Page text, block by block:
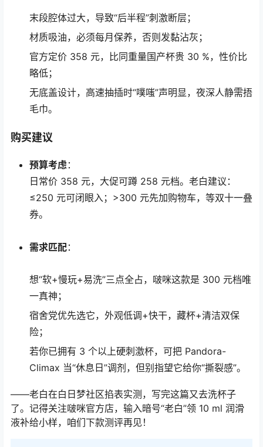
末段腔体过大，导致“后半程”刺激断层；
材质吸油，必须每月保养，否则发黏沾灰；
官方定价 358 元，比同重量国产杯贵 30 %，性价比
略低；
无底盖设计，高速抽插时“噗嗤”声明显，夜深人静需捂
毛巾。
购买建议
预算考虑：
日常价 358 元，大促可蹲 258 元档。老白建议：
≤250 元可闭眼入；>300 元先加购物车，等双十一叠
券。
需求匹配：
想“软+慢玩+易洗”三点全占，啵咪这款是 300 元档唯
一真神；
宿舍党优先选它，外观低调+快干，藏杯+清洁双保
险；
若你已拥有 3 个以上硬刺激杯，可把 Pandora-
Climax 当“休息日”调剂，但别指望它给你“撕裂感”。
——老白在白日梦社区掐表实测，写完这篇又去洗杯子
了。记得关注啵咪官方店，输入暗号“老白”领 10 ml 润滑
液补给小样，咱们下款测评再见！